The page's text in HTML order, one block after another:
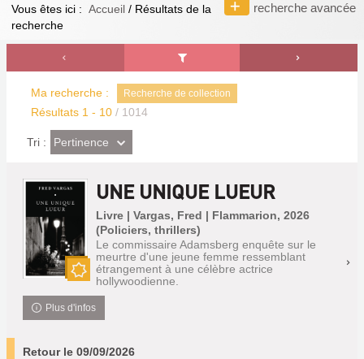
recherche avancée
Vous êtes ici : Accueil / Résultats de la
recherche
Ma recherche : Recherche de collection
Résultats 1 - 10 / 1014
Tri : (Effet
imédiat)
Pertinence
UNE UNIQUE LUEUR
Livre | Vargas, Fred | Flammarion, 2026
(Policiers, thrillers)
Le commissaire Adamsberg enquête sur le
meurtre d'une jeune femme ressemblant
étrangement à une célèbre actrice
hollywoodienne.
Plus d'infos
Retour le 09/09/2026